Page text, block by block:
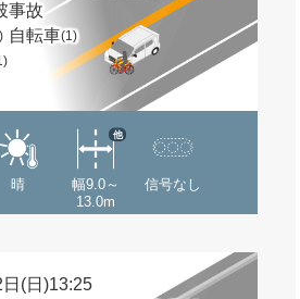
事故
自転車(1)
晴
幅9.0～
13.0m
他
信号なし
(日)13:25